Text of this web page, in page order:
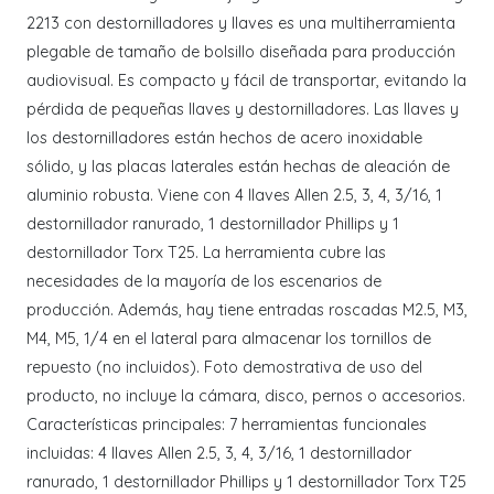
2213 con destornilladores y llaves es una multiherramienta
plegable de tamaño de bolsillo diseñada para producción
audiovisual. Es compacto y fácil de transportar, evitando la
pérdida de pequeñas llaves y destornilladores. Las llaves y
los destornilladores están hechos de acero inoxidable
sólido, y las placas laterales están hechas de aleación de
aluminio robusta. Viene con 4 llaves Allen 2.5, 3, 4, 3/16, 1
destornillador ranurado, 1 destornillador Phillips y 1
destornillador Torx T25. La herramienta cubre las
necesidades de la mayoría de los escenarios de
producción. Además, hay tiene entradas roscadas M2.5, M3,
M4, M5, 1/4 en el lateral para almacenar los tornillos de
repuesto (no incluidos). Foto demostrativa de uso del
producto, no incluye la cámara, disco, pernos o accesorios.
Características principales: 7 herramientas funcionales
incluidas: 4 llaves Allen 2.5, 3, 4, 3/16, 1 destornillador
ranurado, 1 destornillador Phillips y 1 destornillador Torx T25